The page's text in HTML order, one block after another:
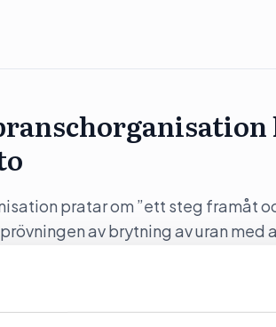
pratar om ”ett steg framåt
av brytning av uran
för att uranbrytning ska ske i